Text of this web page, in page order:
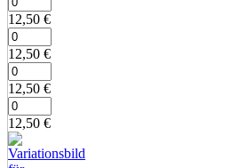
12,50 €
12,50 €
12,50 €
12,50 €